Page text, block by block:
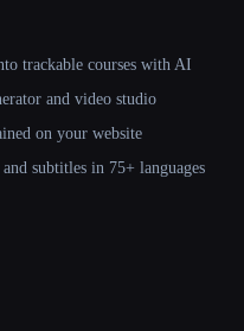
trackable courses with AI
and video studio
on your website
subtitles in 75+ languages